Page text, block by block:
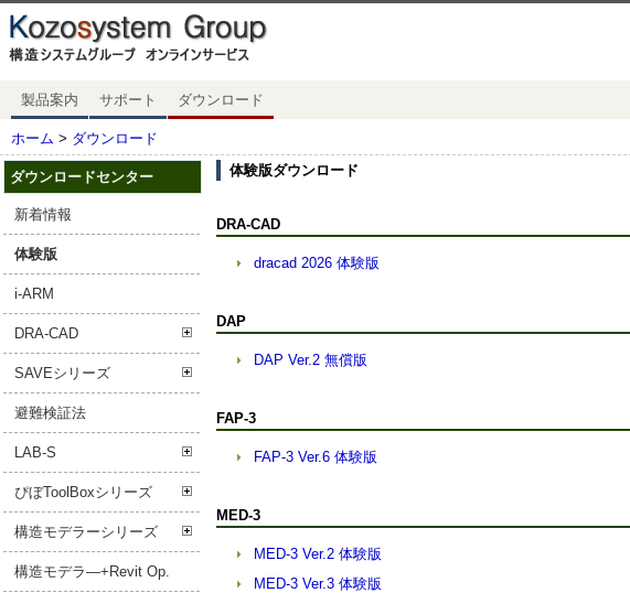
製品案内 サポート ダウンロード
ホーム > ダウンロード
ダウンロードセンター
新着情報
体験版
i-ARM
DRA-CAD
SAVEシリーズ
避難検証法
LAB-S
ぴぼToolBoxシリーズ
構造モデラーシリーズ
構造モデラ―+Revit Op.
体験版ダウンロード
DRA-CAD
dracad 2026 体験版
DAP
DAP Ver.2 無償版
FAP-3
FAP-3 Ver.6 体験版
MED-3
MED-3 Ver.2 体験版
MED-3 Ver.3 体験版